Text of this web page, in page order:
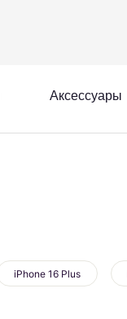
Аксессуары
iPhone 16 Plus